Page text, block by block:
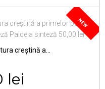
NEW
creștină a...
lei